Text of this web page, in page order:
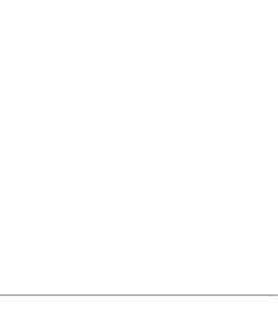
son normales y no afectan a